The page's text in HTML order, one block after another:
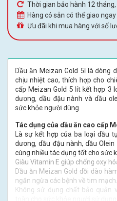
Thời gian bảo hành 12
Hàng có sẵn có thể giao ngay
Ưu đãi khi mua hàng với số
Dầu ăn Meizan Gold 5l là dòng
chịu nhiệt cao, thích hợp cho
cấp Meizan Gold 5 lít kết hợp 3
dương, dầu đậu nành và dầu
sức khỏe người dùng.
Tác dụng của dầu ăn cao cấp
Là sự kết hợp của ba loại dầu
dương, dầu đậu nành, dầu
cùng nhiều tác dụng tốt cho sức
Giàu Vitamin E giúp chống oxy
Dầu ăn Meizan Gold dồi dào
ngăn ngừa các bệnh về tim mạch.
Không sử dụng chất bảo